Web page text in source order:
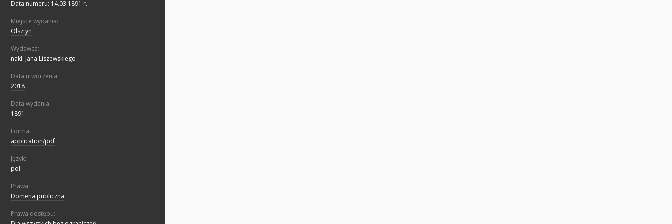
Data numeru: 14.03.1891 r.
Miejsce wydania:
Olsztyn
Wydawca:
nakł. Jana Liszewskiego
Data utworzenia:
2018
Data wydania:
1891
Format:
application/pdf
Język:
pol
Prawa:
Domena publiczna
Prawa dostępu: